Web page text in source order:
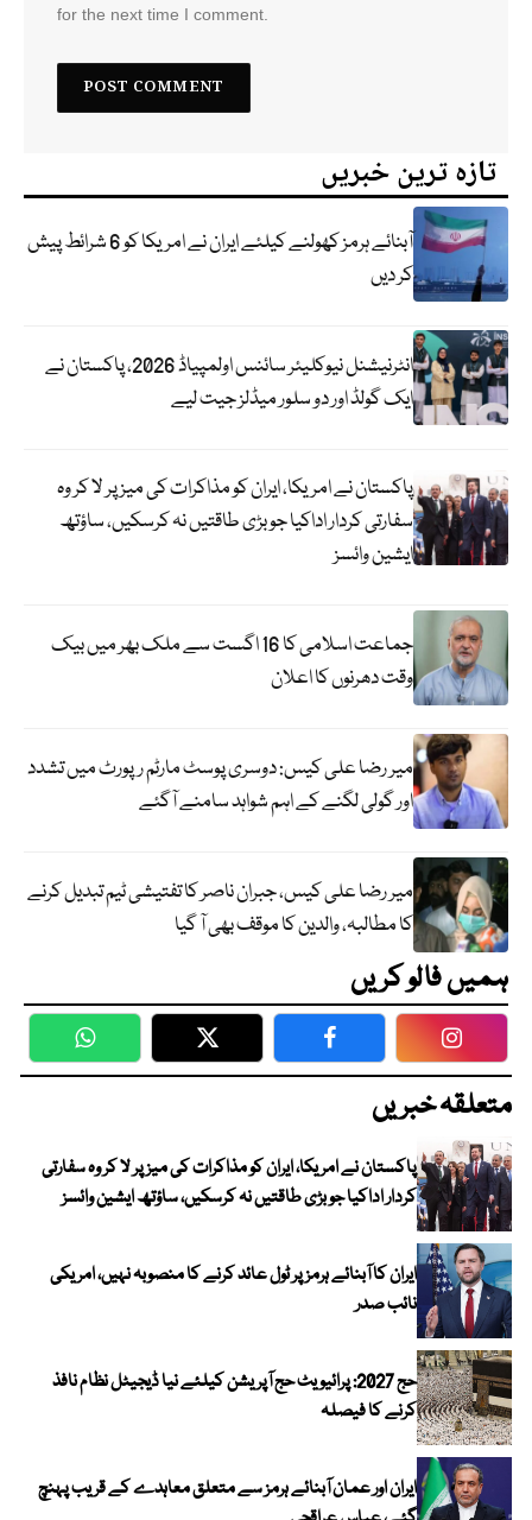
for the next time I comment.
تازہ ترین خبریں
آبنائے ہرمز کھولنے کیلئے ایران نے امریکا کو 6 شرائط پیش
کر دیں
انٹرنیشنل نیوکلیئر سائنس اولمپیاڈ 2026، پاکستان نے
ایک گولڈ اور دو سلور میڈلز جیت لیے
پاکستان نے امریکا، ایران کو مذاکرات کی میز پر لا کر وہ
سفارتی کردار اداکیا جو بڑی طاقتیں نہ کرسکیں، ساؤتھ
ایشین وائسز
جماعت اسلامی کا 16 اگست سے ملک بھر میں بیک
وقت دھرنوں کا اعلان
میر رضا علی کیس: دوسری پوسٹ مارٹم رپورٹ میں تشدد
اور گولی لگنے کے اہم شواہد سامنے آگئے
میر رضا علی کیس، جبران ناصر کا تفتیشی ٹیم تبدیل کرنے
کا مطالبہ، والدین کا موقف بھی آ گیا
ہمیں فالو کریں
WhatsApp Twitter Facebook
متعلقہ خبریں
پاکستان نے امریکا، ایران کو مذاکرات کی میز پر لا کر وہ سفارتی
کردار اداکیا جو بڑی طاقتیں نہ کرسکیں، ساؤتھ ایشین وائسز
ایران کا آبنائے ہرمز پر ٹول عائد کرنے کا منصوبہ نہیں، امریکی
نائب صدر
حج 2027: پرائیویٹ حج آپریشن کیلئے نیا ڈیجیٹل نظام نافذ
کرنے کا فیصلہ
ایران اور عمان آبنائے ہرمز سے متعلق معاہدے کے قریب پہنچ